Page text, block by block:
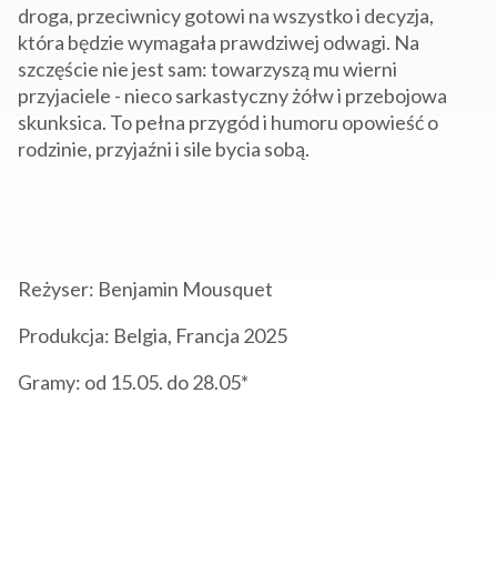
droga, przeciwnicy gotowi na wszystko i decyzja,
która będzie wymagała prawdziwej odwagi. Na
szczęście nie jest sam: towarzyszą mu wierni
przyjaciele - nieco sarkastyczny żółw i przebojowa
skunksica. To pełna przygód i humoru opowieść o
rodzinie, przyjaźni i sile bycia sobą.
Reżyser: Benjamin Mousquet
Produkcja: Belgia, Francja 2025
Gramy: od 15.05. do 28.05*